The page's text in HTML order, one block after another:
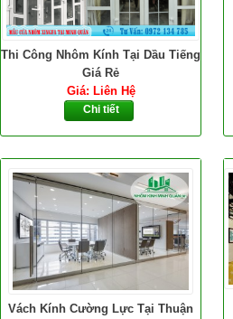
Thi Công Nhôm Kính Tại Dầu Tiếng
Giá Rẻ
Giá: Liên Hệ
Chi tiết
Vách Kính Cường Lực Tại Thuận